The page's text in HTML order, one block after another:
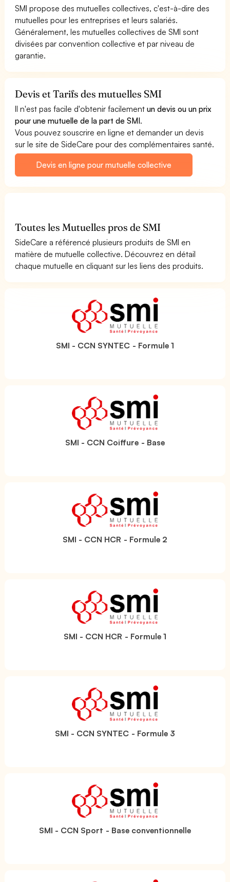
SMI propose des mutuelles collectives, c'est-à-dire des
mutuelles pour les entreprises et leurs salariés.
Généralement, les mutuelles collectives de SMI sont
divisées par convention collective et par niveau de
garantie.
Devis et Tarifs des mutuelles SMI
Il n'est pas facile d'obtenir facilementun devis ou un prix
pour une mutuelle de la part de SMI.
Vous pouvez souscrire en ligne et demander un devis
sur le site de SideCare pour des complémentaires santé.
Devis en ligne pour mutuelle collective
Toutes les Mutuelles pros de SMI
SideCare a référencé plusieurs produits de SMI en
matière de mutuelle collective. Découvrez en détail
chaque mutuelle en cliquant sur les liens des produits.
SMI - CCN SYNTEC - Formule 1
SMI - CCN Coiffure - Base
SMI - CCN HCR - Formule 2
SMI - CCN HCR - Formule 1
SMI - CCN SYNTEC - Formule 3
SMI - CCN Sport - Base conventionnelle